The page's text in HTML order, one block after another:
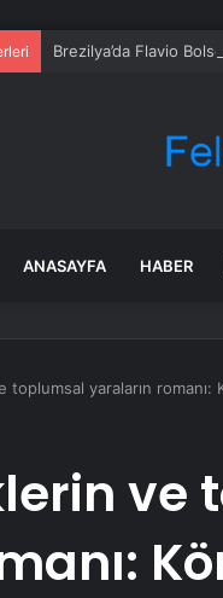
Brezilya’da Flavio
ANASAYFA HABER
yaraların romanı:
ve